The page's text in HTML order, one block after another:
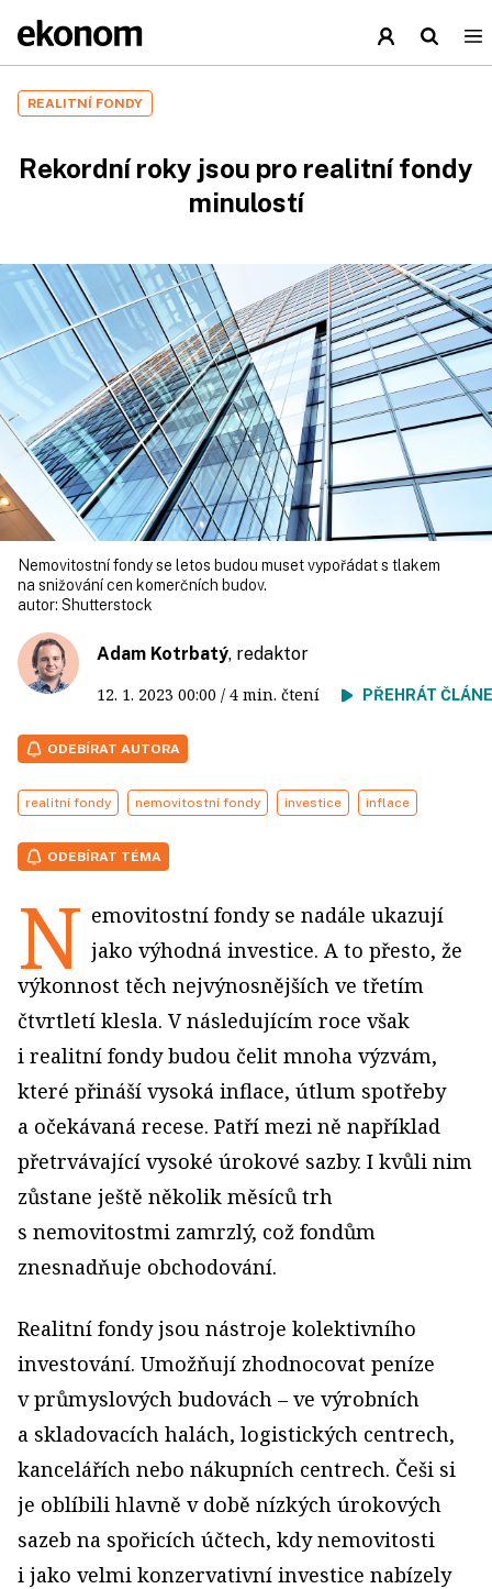
REALITNÍ FONDY
Rekordní roky jsou pro realitní fondy
minulostí
Nemovitostní fondy se letos budou muset vypořádat s tlakem
na snižování cen komerčních budov.
autor: Shutterstock
Adam Kotrbatý, redaktor
12. 1. 2023 00:00 / 4 min. čtení PŘEHRÁT
ODEBÍRAT AUTORA
realitní fondy nemovitostní fondy investice inflace
ODEBÍRAT TÉMA
N emovitostní fondy se nadále ukazují
jako výhodná investice. A to přesto, že
výkonnost těch nejvýnosnějších ve třetím
čtvrtletí klesla. V následujícím roce však
i realitní fondy budou čelit mnoha výzvám,
které přináší vysoká inflace, útlum spotřeby
a očekávaná recese. Patří mezi ně například
přetrvávající vysoké úrokové sazby. I kvůli nim
zůstane ještě několik měsíců trh
s nemovitostmi zamrzlý, což fondům
znesnadňuje obchodování.
Realitní fondy jsou nástroje kolektivního
investování. Umožňují zhodnocovat peníze
v průmyslových budovách – ve výrobních
a skladovacích halách, logistických centrech,
kancelářích nebo nákupních centrech. Češi si
je oblíbili hlavně v době nízkých úrokových
sazeb na spořicích účtech, kdy nemovitosti
i jako velmi konzervativní investice nabízely